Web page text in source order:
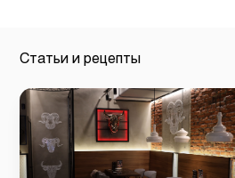
Статьи и рецепты